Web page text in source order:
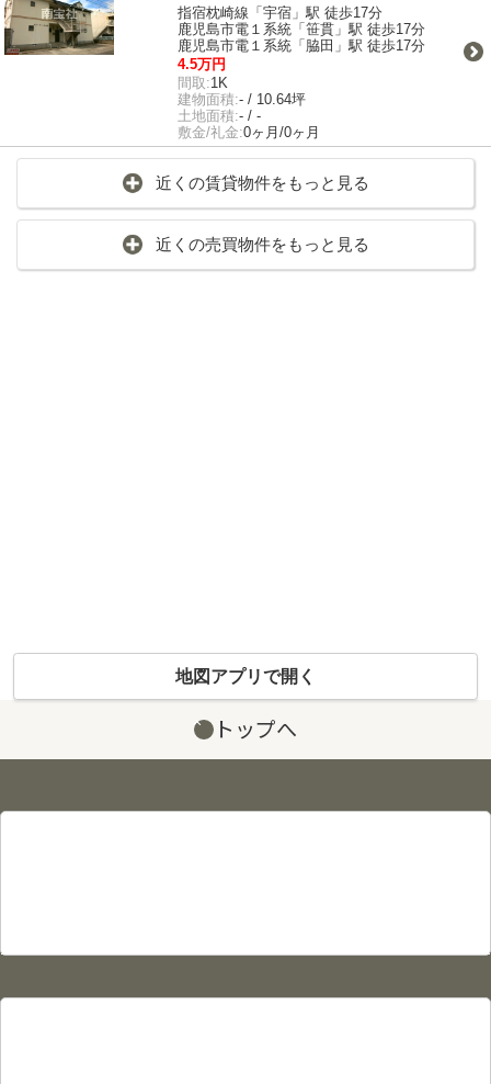
指宿枕崎線「宇宿」駅 徒歩17分
鹿児島市電１系統「笹貫」駅 徒歩17分
鹿児島市電１系統「脇田」駅 徒歩17分
4.5万円
間取:1K
建物面積:- / 10.64坪
土地面積:- / -
敷金/礼金:0ヶ月/0ヶ月
近くの賃貸物件をもっと見る
近くの売買物件をもっと見る
地図アプリで開く
トップへ